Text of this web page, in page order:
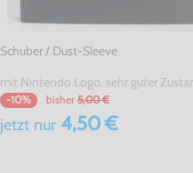
Schuber / Dust-Sleeve
-10% bisher 5,00 €
jetzt nur4,50 €